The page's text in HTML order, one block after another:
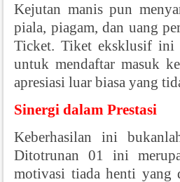
Kejutan manis pun
piala, piagam, dan uang
Ticket. Tiket eksklusif ini
untuk mendaftar masuk
apresiasi luar biasa yang
Sinergi dalam Prestasi
Keberhasilan ini
Ditotrunan 01 ini
motivasi tiada henti yang